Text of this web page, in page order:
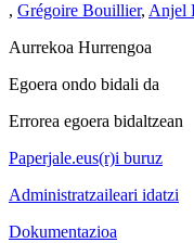
, Grégoire Bouillier, Anjel
Aurrekoa Hurrengoa
Egoera ondo bidali da
Errorea egoera bidaltzean
Paperjale.eus(r)i buruz
Administratzaileari idatzi
Dokumentazioa